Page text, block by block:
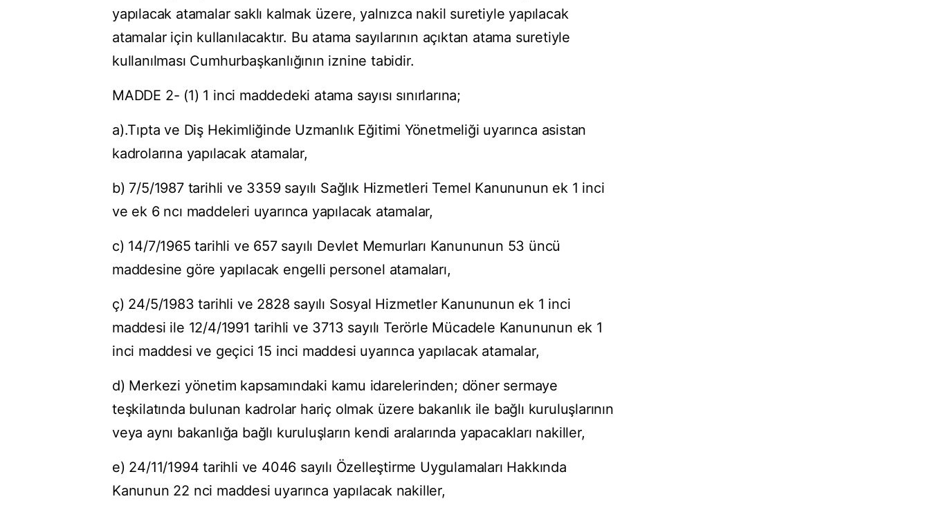
yapılacak atamalar saklı kalmak üzere, yalnızca nakil suretiyle yapılacak
atamalar için kullanılacaktır. Bu atama sayılarının açıktan atama suretiyle
kullanılması Cumhurbaşkanlığının iznine tabidir.
MADDE 2- (1) 1 inci maddedeki atama sayısı sınırlarına;
a).Tıpta ve Diş Hekimliğinde Uzmanlık Eğitimi Yönetmeliği uyarınca asistan
kadrolarına yapılacak atamalar,
b) 7/5/1987 tarihli ve 3359 sayılı Sağlık Hizmetleri Temel Kanununun ek 1 inci
ve ek 6 ncı maddeleri uyarınca yapılacak atamalar,
c) 14/7/1965 tarihli ve 657 sayılı Devlet Memurları Kanununun 53 üncü
maddesine göre yapılacak engelli personel atamaları,
ç) 24/5/1983 tarihli ve 2828 sayılı Sosyal Hizmetler Kanununun ek 1 inci
maddesi ile 12/4/1991 tarihli ve 3713 sayılı Terörle Mücadele Kanununun ek 1
inci maddesi ve geçici 15 inci maddesi uyarınca yapılacak atamalar,
d) Merkezi yönetim kapsamındaki kamu idarelerinden; döner sermaye
teşkilatında bulunan kadrolar hariç olmak üzere bakanlık ile bağlı kuruluşlarının
veya aynı bakanlığa bağlı kuruluşların kendi aralarında yapacakları nakiller,
e) 24/11/1994 tarihli ve 4046 sayılı Özelleştirme Uygulamaları Hakkında
Kanunun 22 nci maddesi uyarınca yapılacak nakiller,